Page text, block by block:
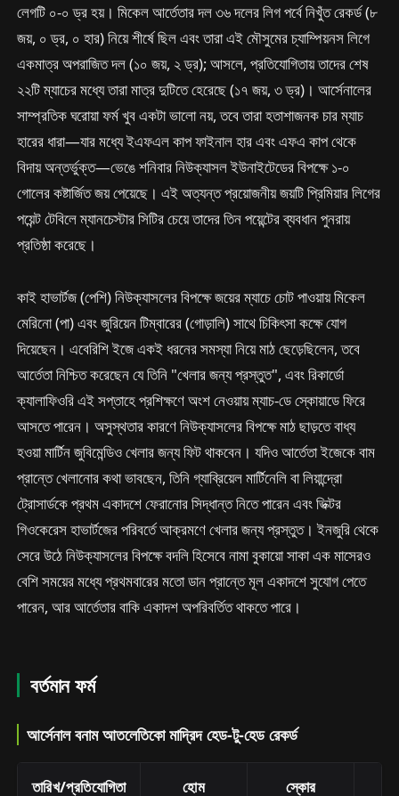
লেগটি ০-০ ড্র হয়। মিকেল আর্তেতার দল ৩৬ দলের লিগ পর্বে নিখুঁত রেকর্ড (৮
জয়, ০ ড্র, ০ হার) নিয়ে শীর্ষে ছিল এবং তারা এই মৌসুমের চ্যাম্পিয়নস লিগে
একমাত্র অপরাজিত দল (১০ জয়, ২ ড্র); আসলে, প্রতিযোগিতায় তাদের শেষ
২২টি ম্যাচের মধ্যে তারা মাত্র দুটিতে হেরেছে (১৭ জয়, ৩ ড্র)। আর্সেনালের
সাম্প্রতিক ঘরোয়া ফর্ম খুব একটা ভালো নয়, তবে তারা হতাশাজনক চার ম্যাচ
হারের ধারা—যার মধ্যে ইএফএল কাপ ফাইনাল হার এবং এফএ কাপ থেকে
বিদায় অন্তর্ভুক্ত—ভেঙে শনিবার নিউক্যাসল ইউনাইটেডের বিপক্ষে ১-০
গোলের কষ্টার্জিত জয় পেয়েছে। এই অত্যন্ত প্রয়োজনীয় জয়টি প্রিমিয়ার লিগের
পয়েন্ট টেবিলে ম্যানচেস্টার সিটির চেয়ে তাদের তিন পয়েন্টের ব্যবধান পুনরায়
প্রতিষ্ঠা করেছে।
কাই হাভার্টজ (পেশি) নিউক্যাসলের বিপক্ষে জয়ের ম্যাচে চোট পাওয়ায় মিকেল
মেরিনো (পা) এবং জুরিয়েন টিম্বারের (গোড়ালি) সাথে চিকিৎসা কক্ষে যোগ
দিয়েছেন। এবেরিশি ইজে একই ধরনের সমস্যা নিয়ে মাঠ ছেড়েছিলেন, তবে
আর্তেতা নিশ্চিত করেছেন যে তিনি "খেলার জন্য প্রস্তুত", এবং রিকার্ডো
ক্যালাফিওরি এই সপ্তাহে প্রশিক্ষণে অংশ নেওয়ায় ম্যাচ-ডে স্কোয়াডে ফিরে
আসতে পারেন। অসুস্থতার কারণে নিউক্যাসলের বিপক্ষে মাঠ ছাড়তে বাধ্য
হওয়া মার্টিন জুবিমেন্ডিও খেলার জন্য ফিট থাকবেন। যদিও আর্তেতা ইজেকে বাম
প্রান্তে খেলানোর কথা ভাবছেন, তিনি গ্যাব্রিয়েল মার্টিনেলি বা লিয়ান্দ্রো
ট্রোসার্ডকে প্রথম একাদশে ফেরানোর সিদ্ধান্ত নিতে পারেন এবং ভিক্টর
গিওকেরেস হাভার্টজের পরিবর্তে আক্রমণে খেলার জন্য প্রস্তুত। ইনজুরি থেকে
সেরে উঠে নিউক্যাসলের বিপক্ষে বদলি হিসেবে নামা বুকায়ো সাকা এক মাসেরও
বেশি সময়ের মধ্যে প্রথমবারের মতো ডান প্রান্তে মূল একাদশে সুযোগ পেতে
পারেন, আর আর্তেতার বাকি একাদশ অপরিবর্তিত থাকতে পারে।
বর্তমান ফর্ম
আর্সেনাল বনাম আতলেতিকো মাদ্রিদ হেড-টু-হেড রেকর্ড
তারিখ/প্রতিযোগিতা হোম স্কোর